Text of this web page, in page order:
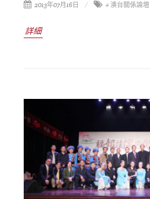
2013年07月16日 # 澳台關係論壇
詳細